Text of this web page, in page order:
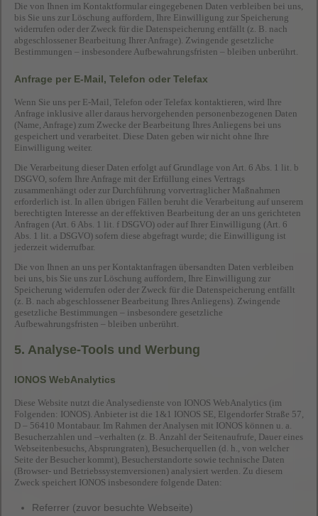
Die von Ihnen im Kontaktformular eingegebenen Daten verbleiben bei uns,
bis Sie uns zur Löschung auffordern, Ihre Einwilligung zur Speicherung
widerrufen oder der Zweck für die Datenspeicherung entfällt (z. B. nach
abgeschlossener Bearbeitung Ihrer Anfrage). Zwingende gesetzliche
Bestimmungen – insbesondere Aufbewahrungsfristen – bleiben unberührt.
Anfrage per E-Mail, Telefon oder Telefax
Wenn Sie uns per E-Mail, Telefon oder Telefax kontaktieren, wird Ihre
Anfrage inklusive aller daraus hervorgehenden personenbezogenen Daten
(Name, Anfrage) zum Zwecke der Bearbeitung Ihres Anliegens bei uns
gespeichert und verarbeitet. Diese Daten geben wir nicht ohne Ihre
Einwilligung weiter.
Die Verarbeitung dieser Daten erfolgt auf Grundlage von Art. 6 Abs. 1 lit. b
DSGVO, sofern Ihre Anfrage mit der Erfüllung eines Vertrags
zusammenhängt oder zur Durchführung vorvertraglicher Maßnahmen
erforderlich ist. In allen übrigen Fällen beruht die Verarbeitung auf unserem
berechtigten Interesse an der effektiven Bearbeitung der an uns gerichteten
Anfragen (Art. 6 Abs. 1 lit. f DSGVO) oder auf Ihrer Einwilligung (Art. 6
Abs. 1 lit. a DSGVO) sofern diese abgefragt wurde; die Einwilligung ist
jederzeit widerrufbar.
Die von Ihnen an uns per Kontaktanfragen übersandten Daten verbleiben
bei uns, bis Sie uns zur Löschung auffordern, Ihre Einwilligung zur
Speicherung widerrufen oder der Zweck für die Datenspeicherung entfällt
(z. B. nach abgeschlossener Bearbeitung Ihres Anliegens). Zwingende
gesetzliche Bestimmungen – insbesondere gesetzliche
Aufbewahrungsfristen – bleiben unberührt.
5. Analyse-Tools und Werbung
IONOS WebAnalytics
Diese Website nutzt die Analysedienste von IONOS WebAnalytics (im
Folgenden: IONOS). Anbieter ist die 1&1 IONOS SE, Elgendorfer Straße 57,
D – 56410 Montabaur. Im Rahmen der Analysen mit IONOS können u. a.
Besucherzahlen und –verhalten (z. B. Anzahl der Seitenaufrufe, Dauer eines
Webseitenbesuchs, Absprungraten), Besucherquellen (d. h., von welcher
Seite der Besucher kommt), Besucherstandorte sowie technische Daten
(Browser- und Betriebssystemversionen) analysiert werden. Zu diesem
Zweck speichert IONOS insbesondere folgende Daten:
Referrer (zuvor besuchte Webseite)